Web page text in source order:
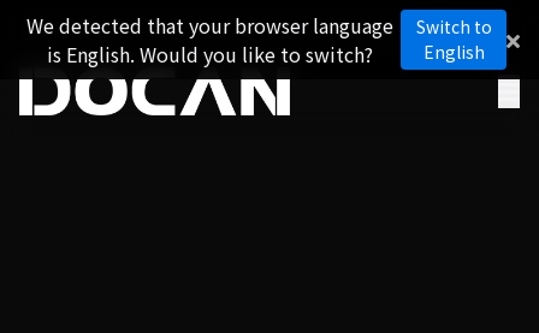
We detected that your browser language
is English. Would you like to switch?
Switch to
English